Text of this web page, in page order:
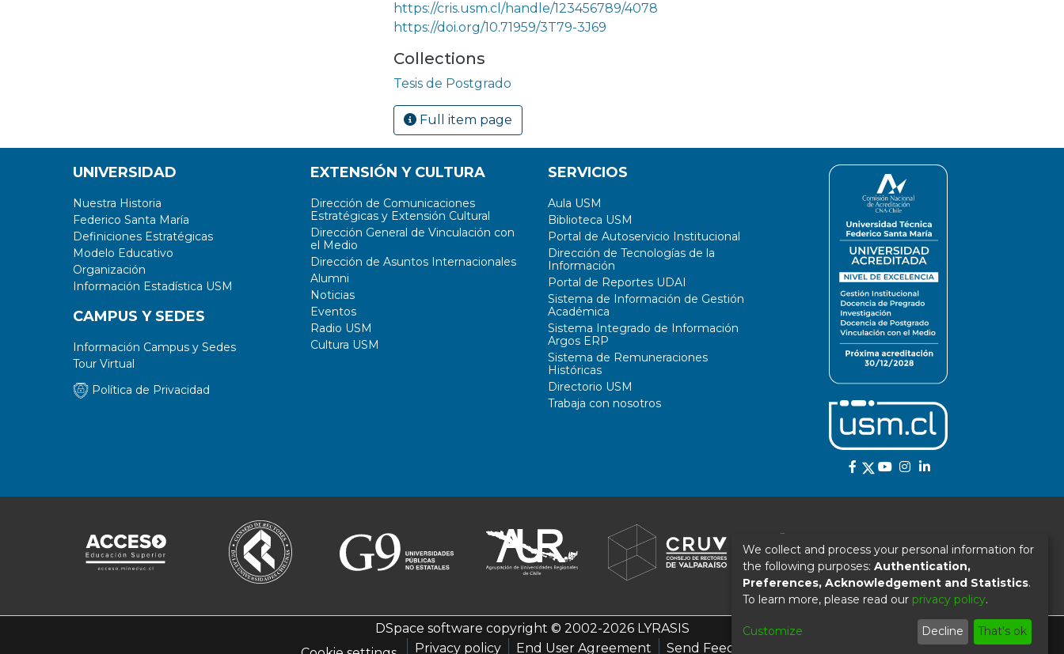
https://cris.usm.cl/handle/123456789/4078
https://doi.org/10.71959/3T79-3J69
Collections
Tesis de Postgrado
Full item page
UNIVERSIDAD
Nuestra Historia
Federico Santa María
Definiciones Estratégicas
Modelo Educativo
Organización
Información Estadística USM
CAMPUS Y SEDES
Información Campus y Sedes
Tour Virtual
Política de Privacidad
EXTENSIÓN Y CULTURA
Dirección de Comunicaciones
Estratégicas y Extensión Cultural
Dirección General de Vinculación con
el Medio
Dirección de Asuntos Internacionales
Alumni
Noticias
Eventos
Radio USM
Cultura USM
SERVICIOS
Aula USM
Biblioteca USM
Portal de Autoservicio Institucional
Dirección de Tecnologías de la
Información
Portal de Reportes UDAI
Sistema de Información de Gestión
Académica
Sistema Integrado de Información
Argos ERP
Sistema de Remuneraciones
Históricas
Directorio USM
Trabaja con nosotros
DSpace software copyright © 2002-2026 LYRASIS
Privacy policy End User Agreement Send Feedback
We collect and process your personal information for
the following purposes: Authentication,
Preferences, Acknowledgement and Statistics.
To learn more, please read our privacy policy.
Customize Decline That's ok